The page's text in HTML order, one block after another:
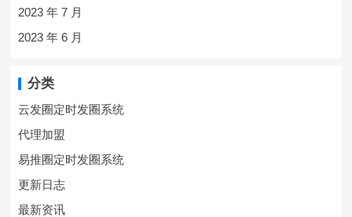
2023 年 7 月
2023 年 6 月
分类
云发圈定时发圈系统
代理加盟
易推圈定时发圈系统
更新日志
最新资讯